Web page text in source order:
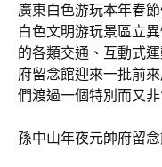
廣東白色游玩本年春
白色文明游玩景區立
的各類交通、互動式
府留念館迎來一批前
們渡過一個特別而又
孫中山年夜元帥府留念